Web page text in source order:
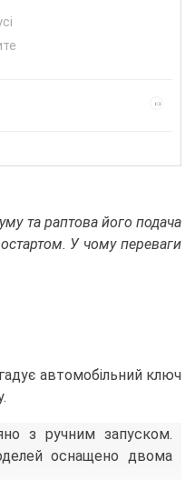
та раптова його подача
У чому переваги
автомобільний ключ
з ручним запуском.
оснащено двома